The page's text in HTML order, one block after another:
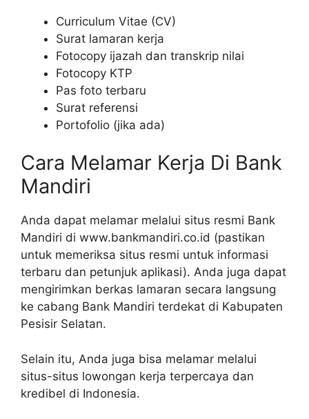
Curriculum Vitae (CV)
Surat lamaran kerja
Fotocopy ijazah dan transkrip nilai
Fotocopy KTP
Pas foto terbaru
Surat referensi
Portofolio (jika ada)
Cara Melamar Kerja Di Bank
Mandiri
Anda dapat melamar melalui situs resmi Bank
Mandiri di www.bankmandiri.co.id (pastikan
untuk memeriksa situs resmi untuk informasi
terbaru dan petunjuk aplikasi). Anda juga dapat
mengirimkan berkas lamaran secara langsung
ke cabang Bank Mandiri terdekat di Kabupaten
Pesisir Selatan.
Selain itu, Anda juga bisa melamar melalui
situs-situs lowongan kerja terpercaya dan
kredibel di Indonesia.